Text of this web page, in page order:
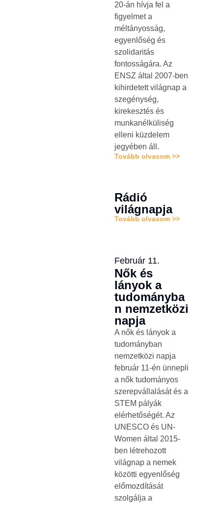
20-án hívja fel a
figyelmet a
méltányosság,
egyenlőség és
szolidaritás
fontosságára. Az
ENSZ által 2007-ben
kihirdetett világnap a
szegénység,
kirekesztés és
munkanélküliség
elleni küzdelem
jegyében áll.
Tovább olvasom >>
Rádió
világnapja
Tovább olvasom >>
Február 11.
Nők és
lányok a
tudományba
n nemzetközi
napja
A nők és lányok a
tudományban
nemzetközi napja
február 11-én ünnepli
a nők tudományos
szerepvállalását és a
STEM pályák
elérhetőségét. Az
UNESCO és UN-
Women által 2015-
ben létrehozott
világnap a nemek
közötti egyenlőség
előmozdítását
szolgálja a